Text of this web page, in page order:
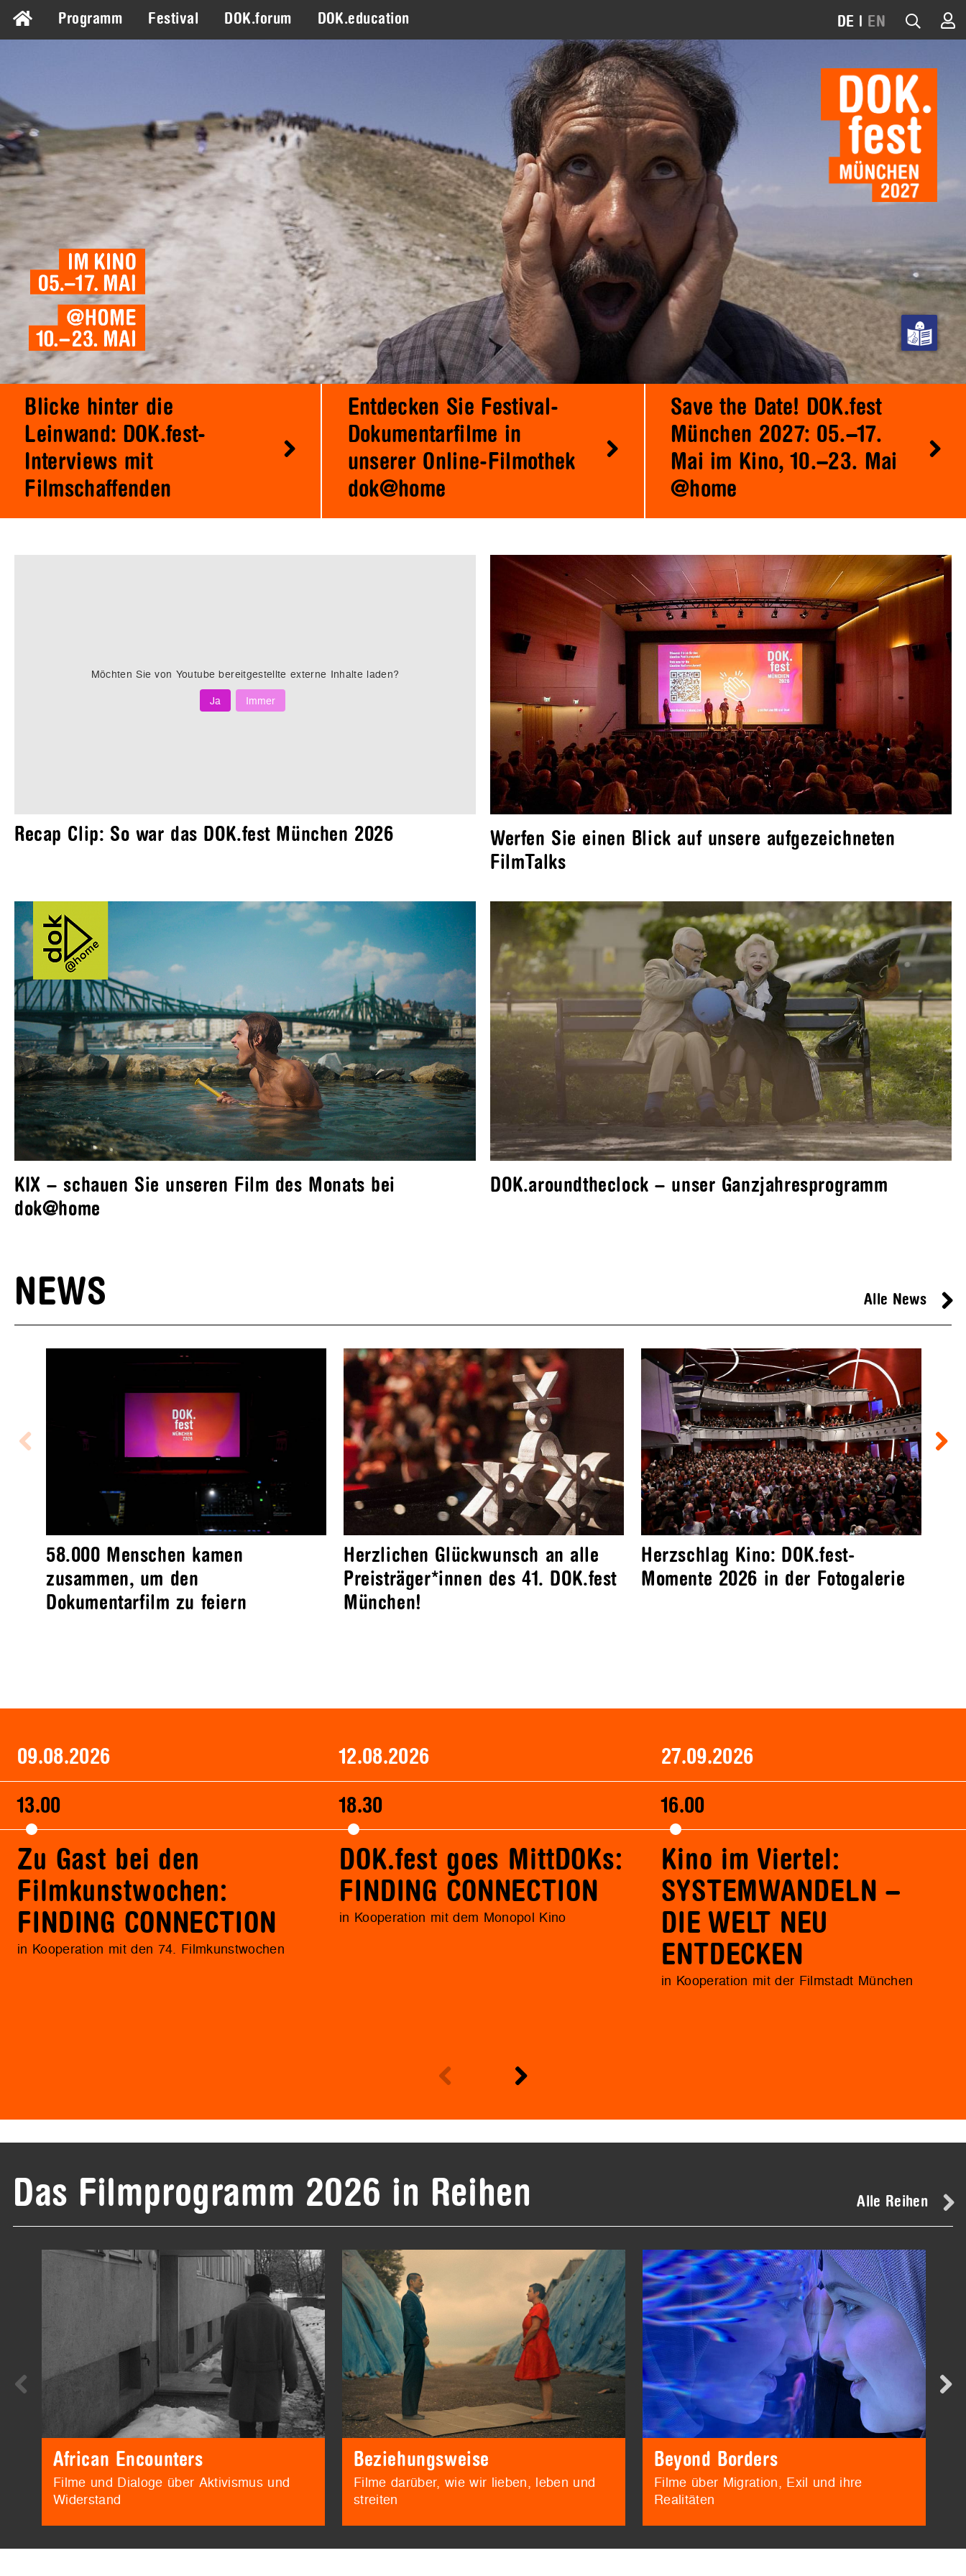
Programm Festival DOK.forum DOK.education DE | EN
Blicke hinter die
Leinwand: DOK.fest-
Interviews mit
Filmschaffenden
Entdecken Sie Festival-
Dokumentarfilme in
unserer Online-Filmothek
dok@home
Save the Date! DOK.fest
München 2027: 05.–17.
Mai im Kino, 10.–23. Mai
@home
Möchten Sie von Youtube bereitgestellte externe Inhalte laden?
Ja
Immer
Recap Clip: So war das DOK.fest München 2026
Werfen Sie einen Blick auf unsere aufgezeichneten
FilmTalks
KIX – schauen Sie unseren Film des Monats bei
dok@home
DOK.aroundtheclock – unser Ganzjahresprogramm
NEWS Alle News
58.000 Menschen kamen
zusammen, um den
Dokumentarfilm zu feiern
Herzlichen Glückwunsch an alle
Preisträger*innen des 41. DOK.fest
München!
Herzschlag Kino: DOK.fest-
Momente 2026 in der Fotogalerie
09.08.2026
13.00
Zu Gast bei den
Filmkunstwochen:
FINDING CONNECTION
in Kooperation mit den 74. Filmkunstwochen
12.08.2026
18.30
DOK.fest goes MittDOKs:
FINDING CONNECTION
in Kooperation mit dem Monopol Kino
27.09.2026
16.00
Kino im Viertel:
SYSTEMWANDELN –
DIE WELT NEU
ENTDECKEN
in Kooperation mit der Filmstadt München
Das Filmprogramm 2026 in Reihen Alle Reihen
African Encounters
Filme und Dialoge über Aktivismus und
Widerstand
Beziehungsweise
Filme darüber, wie wir lieben, leben und
streiten
Beyond Borders
Filme über Migration, Exil und ihre
Realitäten